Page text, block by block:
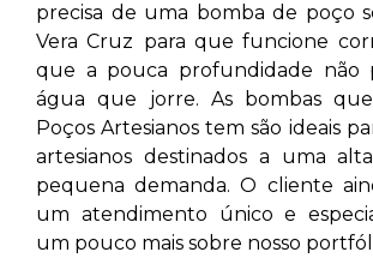
precisa de uma bomba de poço
Vera Cruz para que funcione
que a pouca profundidade não
água que jorre. As bombas
Poços Artesianos tem são ideais
artesianos destinados a uma
pequena demanda. O cliente
um atendimento único e
um pouco mais sobre nosso